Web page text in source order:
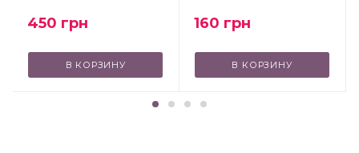
450 грн
В КОРЗИНУ
160 грн
В КОРЗИНУ